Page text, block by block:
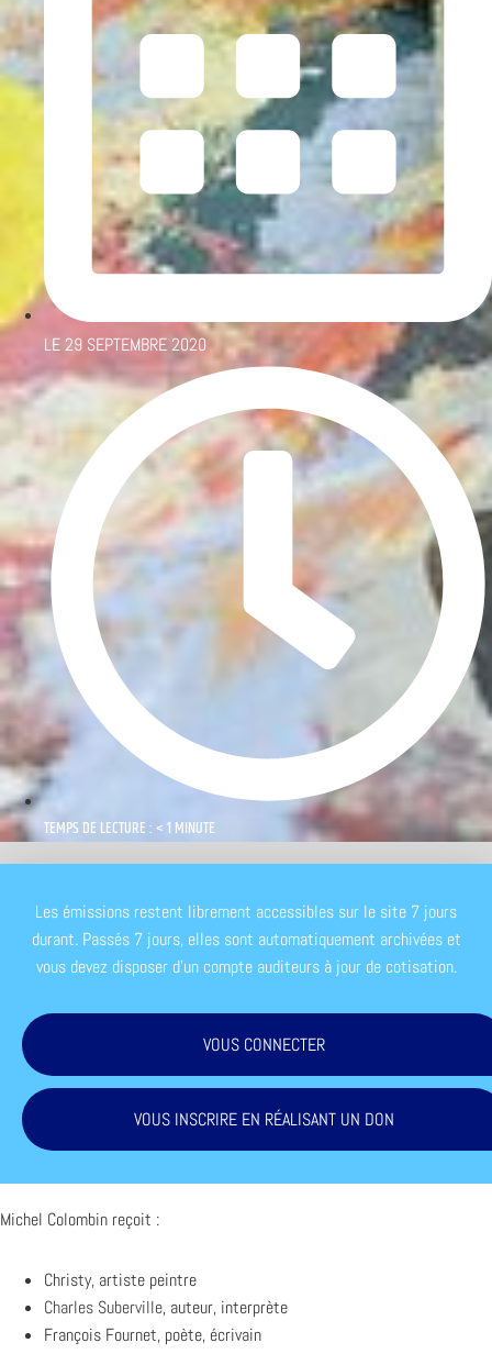
LE29 SEPTEMBRE 2020
TEMPS DE LECTURE : < 1 MINUTE
Les émissions restent librement accessibles sur le site 7 jours
durant. Passés 7 jours, elles sont automatiquement archivées et
vous devez disposer d'un compte auditeurs à jour de cotisation.
VOUS CONNECTER
VOUS INSCRIRE EN RÉALISANT UN DON
Michel Colombin reçoit :
Christy, artiste peintre
Charles Suberville, auteur, interprète
François Fournet, poète, écrivain